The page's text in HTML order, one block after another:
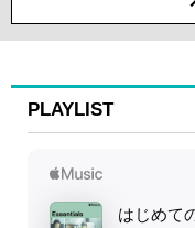
PLAYLIST